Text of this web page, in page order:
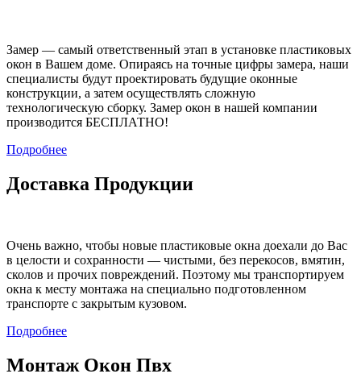
Замер — самый ответственный этап в установке пластиковых
окон в Вашем доме. Опираясь на точные цифры замера, наши
специалисты будут проектировать будущие оконные
конструкции, а затем осуществлять сложную
технологическую сборку. Замер окон в нашей компании
производится БЕСПЛАТНО!
Подробнее
Доставка Продукции
Очень важно, чтобы новые пластиковые окна доехали до Вас
в целости и сохранности — чистыми, без перекосов, вмятин,
сколов и прочих повреждений. Поэтому мы транспортируем
окна к месту монтажа на специально подготовленном
транспорте с закрытым кузовом.
Подробнее
Монтаж Окон Пвх